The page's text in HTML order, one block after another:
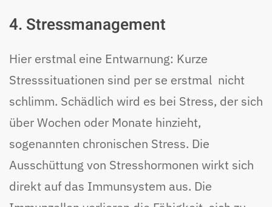
4. Stressmanagement
Hier erstmal eine Entwarnung: Kurze
Stresssituationen sind per se erstmal nicht
schlimm. Schädlich wird es bei Stress, der sich
über Wochen oder Monate hinzieht,
sogenannten chronischen Stress. Die
Ausschüttung von Stresshormonen wirkt sich
direkt auf das Immunsystem aus. Die